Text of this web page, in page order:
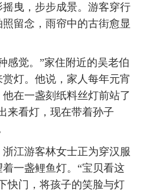
曳，步步成景。游客穿行
留念，雨帘中的古街愈显
感觉。”家住附近的吴老伯
灯。他说，家人每年元宵
在一盏刻纸料丝灯前站了
来看灯，现在带着孙子
江游客林女士正为穿汉服
一盏鲤鱼灯。“宝贝看这
快门，将孩子的笑脸与灯